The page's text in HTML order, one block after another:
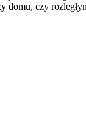
domu, czy